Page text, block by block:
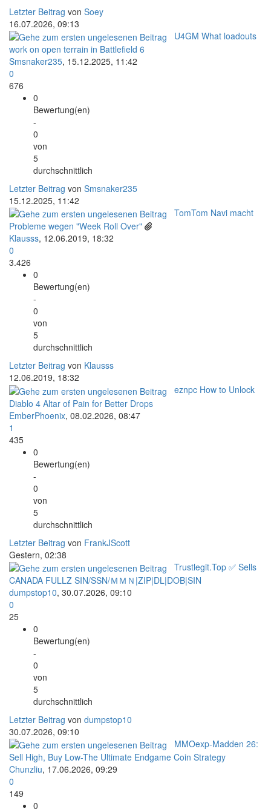
Letzter Beitrag von Soey
16.07.2026, 09:13
U4GM What loadouts
work on open terrain in Battlefield 6
Smsnaker235, 15.12.2025, 11:42
0
676
0
Bewertung(en)
-
0
von
5
durchschnittlich
Letzter Beitrag von Smsnaker235
15.12.2025, 11:42
TomTom Navi macht
Probleme wegen "Week Roll Over"
Klausss, 12.06.2019, 18:32
0
3.426
0
Bewertung(en)
-
0
von
5
durchschnittlich
Letzter Beitrag von Klausss
12.06.2019, 18:32
eznpc How to Unlock
Diablo 4 Altar of Pain for Better Drops
EmberPhoenix, 08.02.2026, 08:47
1
435
0
Bewertung(en)
-
0
von
5
durchschnittlich
Letzter Beitrag von FrankJScott
Gestern, 02:38
Trustlegit.Top ✅ Sells
CANADA FULLZ SIN/SSN/ＭＭＮ|ZIP|DL|DOB|SIN
dumpstop10, 30.07.2026, 09:10
0
25
0
Bewertung(en)
-
0
von
5
durchschnittlich
Letzter Beitrag von dumpstop10
30.07.2026, 09:10
MMOexp-Madden 26:
Sell High, Buy Low-The Ultimate Endgame Coin Strategy
Chunzliu, 17.06.2026, 09:29
0
149
0